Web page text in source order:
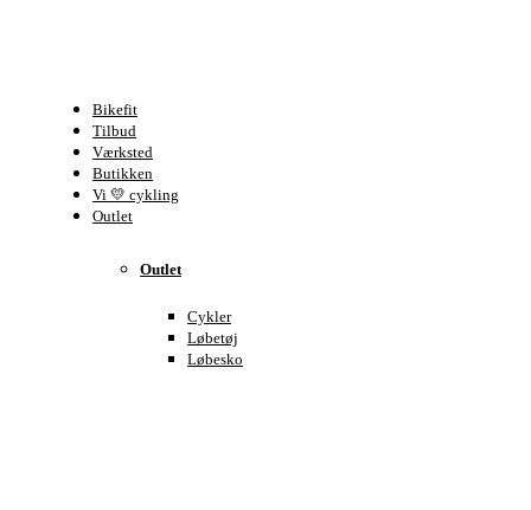
Bikefit
Tilbud
Værksted
Butikken
Vi 💛 cykling
Outlet
Outlet
Cykler
Løbetøj
Løbesko